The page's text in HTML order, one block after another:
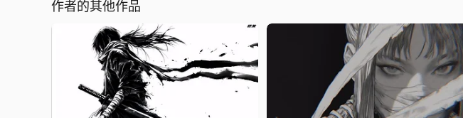
作者的其他作品